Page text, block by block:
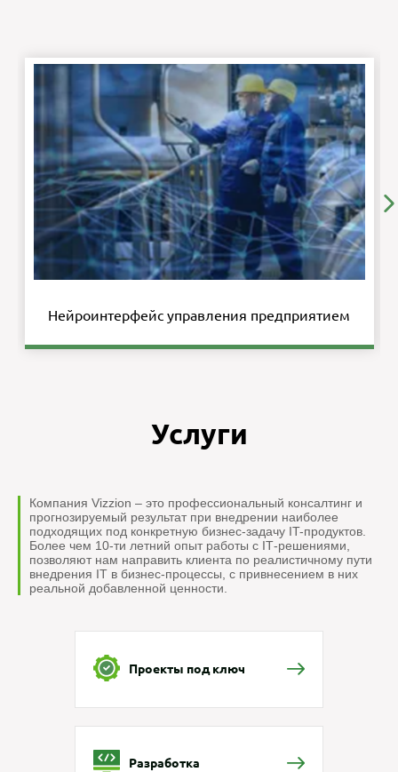
Нейроинтерфейс управления предприятием
Услуги
Компания Vizzion – это профессиональный консалтинг и
прогнозируемый результат при внедрении наиболее
подходящих под конкретную бизнес-задачу IT-продуктов.
Более чем 10-ти летний опыт работы с IТ-решениями,
позволяют нам направить клиента по реалистичному пути
внедрения IT в бизнес-процессы, с привнесением в них
реальной добавленной ценности.
Проекты под ключ
Разработка